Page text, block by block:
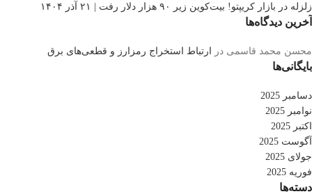
زلزله در بازار کریپتو! بیت‌کوین زیر ۹۰ هزار دلار رفت | ۲۱ آذر ۱۴۰۴
آخرین دیدگاه‌ها
محسن محمد قاسمی در ارتباط استخراج رمزارز و قطعی‌های برق
بایگانی‌ها
دسامبر 2025
نوامبر 2025
اکتبر 2025
آگوست 2025
جولای 2025
فوریه 2025
دسته‌ها